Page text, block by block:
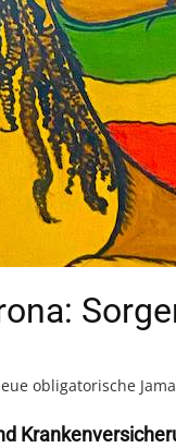
obligatorische